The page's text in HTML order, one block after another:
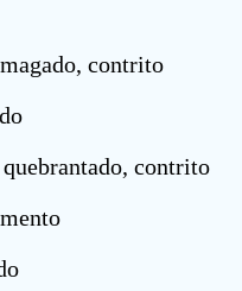
contrito
contrito